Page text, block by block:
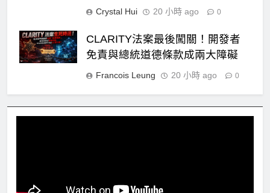
Crystal Hui 20 小時 ago 0
CLARITY法案最後闖關！開發者
免責與總統道德條款成兩大障礙
Francois Leung 20 小時 ago 0